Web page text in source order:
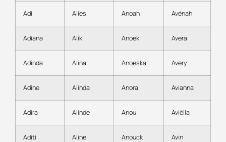
Adi Alies Anoah Avénah
Adiana Aliki Anoek Avera
Adinda Alina Anoeska Avery
Adine Alinda Anora Avianna
Adira Alinde Anou Aviëlla
Aditi Aline Anouck Avin